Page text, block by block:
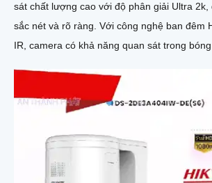
sát chất lượng cao với độ phân giải Ultra 2k,
sắc nét và rõ ràng. Với công nghệ ban đêm Hồng Ngoại Smart
IR, camera có khả năng quan sát trong bóng